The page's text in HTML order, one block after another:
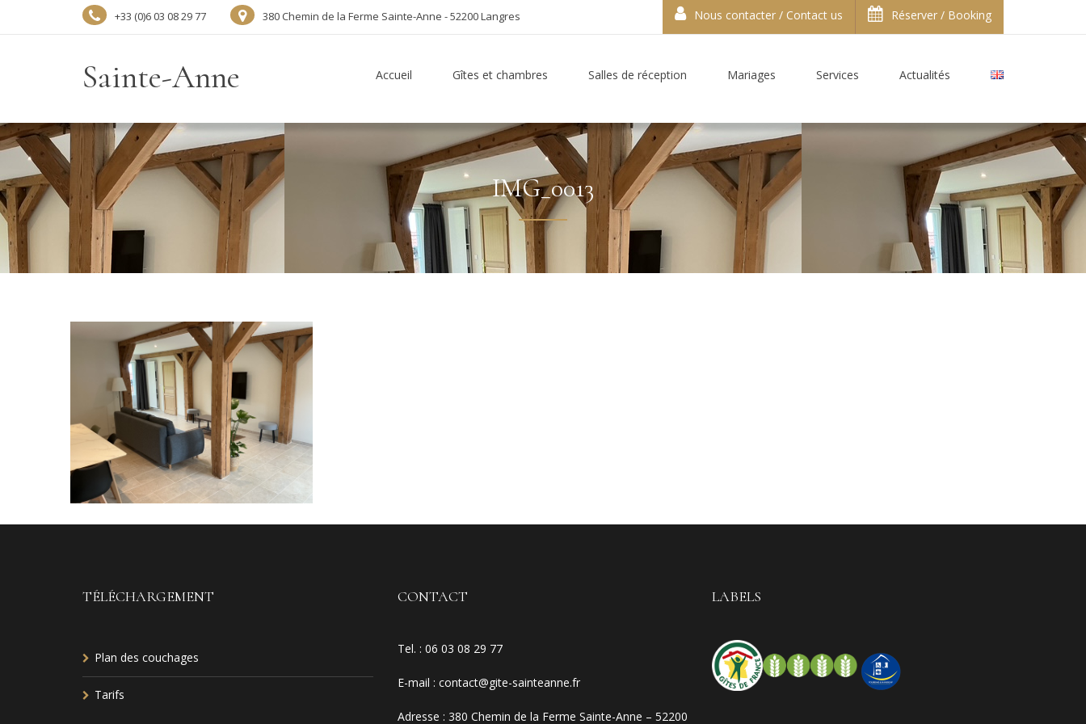
+33 (0)6 03 08 29 77 380 Chemin de la Ferme Sainte-Anne - 52200 Langres Nous contacter / Contact us Réserver / Booking
Sainte-Anne Accueil Gîtes et chambres Salles de réception Mariages Services Actualités
IMG_0013
TÉLÉCHARGEMENT
Plan des couchages
Tarifs
CONTACT
Tel. : 06 03 08 29 77
E-mail : contact@gite-sainteanne.fr
Adresse : 380 Chemin de la Ferme Sainte-Anne – 52200
LABELS